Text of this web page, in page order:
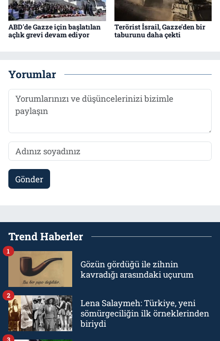
ABD'de Gazze için başlatılan
açlık grevi devam ediyor
Terörist İsrail, Gazze'den bir
taburunu daha çekti
Yorumlar
Gönder
Trend Haberler
Gözün gördüğü ile zihnin
kavradığı arasındaki uçurum
1
Lena Salaymeh: Türkiye, yeni
sömürgeciliğin ilk örneklerinden
biriydi
2